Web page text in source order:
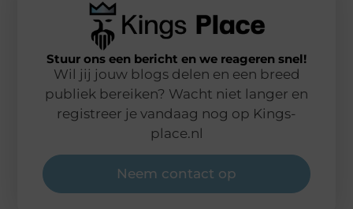
Stuur ons een bericht en we reageren snel!
Wil jij jouw blogs delen en een breed
publiek bereiken? Wacht niet langer en
registreer je vandaag nog op Kings-
place.nl
Neem contact op